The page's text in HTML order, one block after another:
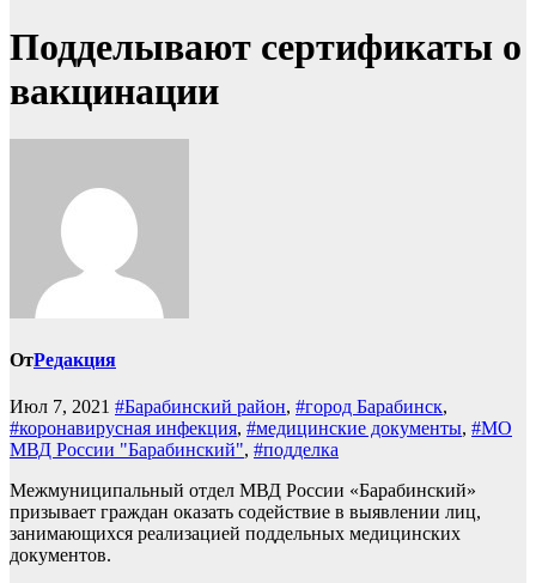
Подделывают сертификаты о
вакцинации
ОтРедакция
Июл 7, 2021 #Барабинский район, #город Барабинск,
#коронавирусная инфекция, #медицинские документы, #МО
МВД России "Барабинский", #подделка
Межмуниципальный отдел МВД России «Барабинский»
призывает граждан оказать содействие в выявлении лиц,
занимающихся реализацией поддельных медицинских
документов.